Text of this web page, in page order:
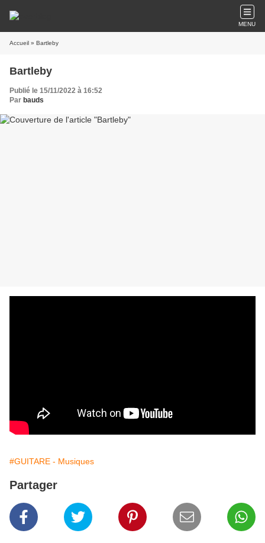
MENU
Accueil » Bartleby
Bartleby
Publié le 15/11/2022 à 16:52
Par bauds
#GUITARE - Musiques
Partager